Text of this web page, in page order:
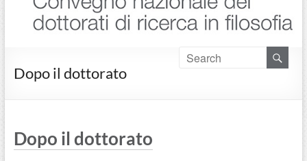
Dopo il dottorato
Dopo il dottorato